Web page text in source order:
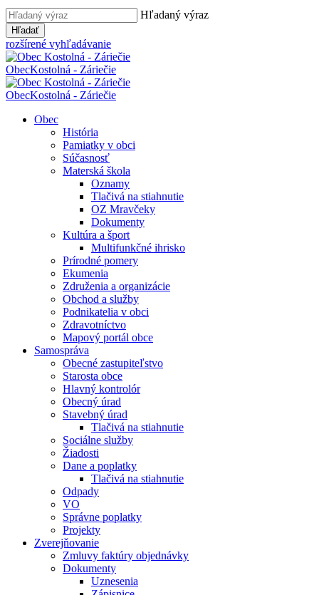
Hľadaný výraz
Hľadať
rozšírené vyhľadávanie
ObecKostolná - Záriečie
ObecKostolná - Záriečie
Obec
História
Pamiatky v obci
Súčasnosť
Materská škola
Oznamy
Tlačivá na stiahnutie
OZ Mravčeky
Dokumenty
Kultúra a šport
Multifunkčné ihrisko
Prírodné pomery
Ekumenia
Združenia a organizácie
Obchod a služby
Podnikatelia v obci
Zdravotníctvo
Mapový portál obce
Samospráva
Obecné zastupiteľstvo
Starosta obce
Hlavný kontrolór
Obecný úrad
Stavebný úrad
Tlačivá na stiahnutie
Sociálne služby
Žiadosti
Dane a poplatky
Tlačivá na stiahnutie
Odpady
VO
Správne poplatky
Projekty
Zverejňovanie
Zmluvy faktúry objednávky
Dokumenty
Uznesenia